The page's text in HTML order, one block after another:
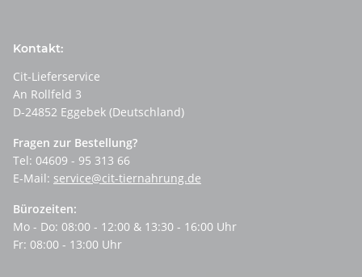
Kontakt:
Cit-Lieferservice
An Rollfeld 3
D-24852 Eggebek (Deutschland)
Fragen zur Bestellung?
Tel: 04609 - 95 313 66
E-Mail: service@cit-tiernahrung.de
Bürozeiten:
Mo - Do: 08:00 - 12:00 & 13:30 - 16:00 Uhr
Fr: 08:00 - 13:00 Uhr